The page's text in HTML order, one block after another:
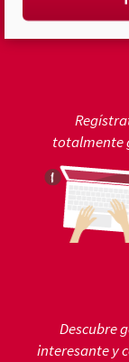
totalmente
Descubre
interesante y